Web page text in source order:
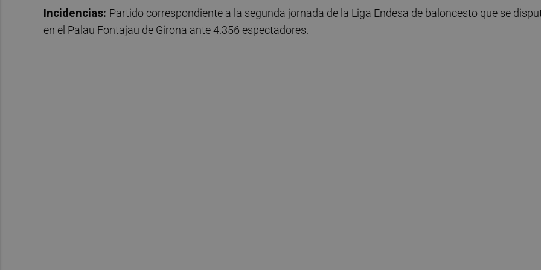
Incidencias: Partido correspondiente a la segunda jornada de la Liga Endesa de baloncesto que se
en el Palau Fontajau de Girona ante 4.356 espectadores.